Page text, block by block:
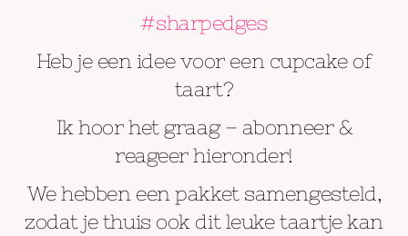
#sharpedges
Heb je een idee voor een cupcake of
taart?
Ik hoor het graag – abonneer &
reageer hieronder!
We hebben een pakket samengesteld,
zodat je thuis ook dit leuke taartje kan